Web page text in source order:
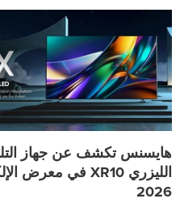
2026